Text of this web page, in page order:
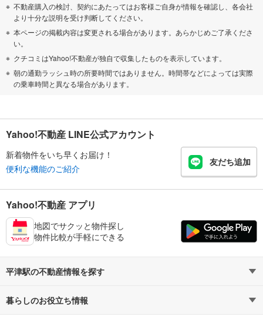
不動産購入の検討、契約にあたってはお客様ご自身が情報を確認し、各会社
より十分な説明を受け判断してください。
本ページの掲載内容は変更される場合があります。あらかじめご了承くださ
い。
クチコミはYahoo!不動産が独自で収集したものを表示しています。
朝の通勤ラッシュ時の所要時間ではありません。時間帯などによっては実際
の乗車時間と異なる場合があります。
Yahoo!不動産 LINE公式アカウント
新着物件をいち早くお届け！
便利な機能のご紹介
友だち追加
Yahoo!不動産 アプリ
地図でサクッと物件探し
物件比較が手軽にできる
平津駅の不動産情報を探す
不動産・住宅
暮らしのお役立ち情報